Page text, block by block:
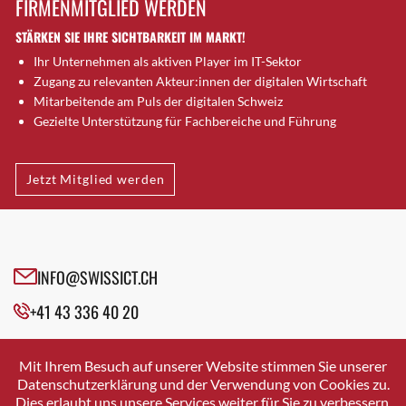
Brugg AG
Brütten
Bubendorf
Bubikon
Buchs (SG)
Bäretswil
Bülach
Cazis
Crissier
Davos Platz
Dierikon
Dietikon
FIRMENMITGLIED WERDEN
STÄRKEN SIE IHRE SICHTBARKEIT IM MARKT!
Ihr Unternehmen als aktiven Player im IT-Sektor
Zugang zu relevanten Akteur:innen der digitalen Wirtschaft
Mitarbeitende am Puls der digitalen Schweiz
Gezielte Unterstützung für Fachbereiche und Führung
Jetzt Mitglied werden
INFO@SWISSICT.CH
+41 43 336 40 20
SWISSICT
VULKANSTRASSE 120
8048 ZURICH
Mit Ihrem Besuch auf unserer Website stimmen Sie unserer
Datenschutzerklärung und der Verwendung von Cookies zu.
Dies erlaubt uns unsere Services weiter für Sie zu verbessern.